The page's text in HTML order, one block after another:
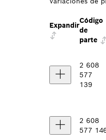
Expandir
Código
de
parte
2 608
577
139
2 608
577